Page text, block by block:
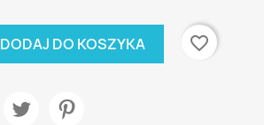
DODAJ DO KOSZYKA favorite_border